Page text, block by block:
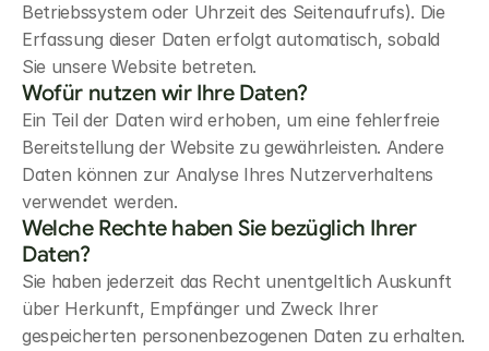
Betriebssystem oder Uhrzeit des Seitenaufrufs). Die
Erfassung dieser Daten erfolgt automatisch, sobald
Sie unsere Website betreten.
Wofür nutzen wir Ihre Daten?
Ein Teil der Daten wird erhoben, um eine fehlerfreie
Bereitstellung der Website zu gewährleisten. Andere
Daten können zur Analyse Ihres Nutzerverhaltens
verwendet werden.
Welche Rechte haben Sie bezüglich Ihrer
Daten?
Sie haben jederzeit das Recht unentgeltlich Auskunft
über Herkunft, Empfänger und Zweck Ihrer
gespeicherten personenbezogenen Daten zu erhalten.